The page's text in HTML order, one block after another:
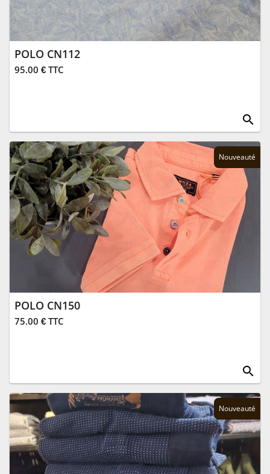
POLO CN112
95.00 € TTC
search
Nouveauté
POLO CN150
75.00 € TTC
search
Nouveauté